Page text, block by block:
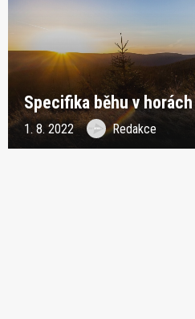
Specifika běhu v horách
1. 8. 2022 Redakce